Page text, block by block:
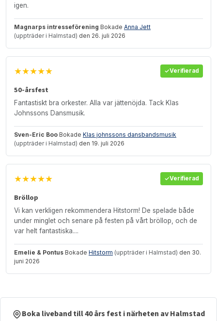
igen.
Magnarps intresseförening Bokade Anna Jett
(uppträder i Halmstad) den 26. juli 2026
★★★★★ Verifierad
50-årsfest
Fantastiskt bra orkester. Alla var jättenöjda. Tack Klas
Johnssons Dansmusik.
Sven-Eric Boo Bokade Klas johnssons dansbandsmusik
(uppträder i Halmstad) den 19. juli 2026
★★★★★ Verifierad
Bröllop
Vi kan verkligen rekommendera Hitstorm! De spelade både
under minglet och senare på festen på vårt bröllop, och de
var helt fantastiska....
Emelie & Pontus Bokade Hitstorm (uppträder i Halmstad) den 30.
juni 2026
Boka liveband till 40 års fest i närheten av Halmstad